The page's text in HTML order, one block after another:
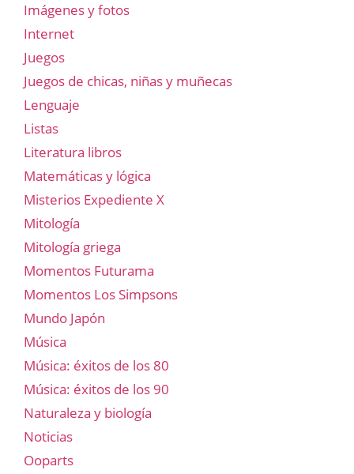
Imágenes y fotos
Internet
Juegos
Juegos de chicas, niñas y muñecas
Lenguaje
Listas
Literatura libros
Matemáticas y lógica
Misterios Expediente X
Mitología
Mitología griega
Momentos Futurama
Momentos Los Simpsons
Mundo Japón
Música
Música: éxitos de los 80
Música: éxitos de los 90
Naturaleza y biología
Noticias
Ooparts